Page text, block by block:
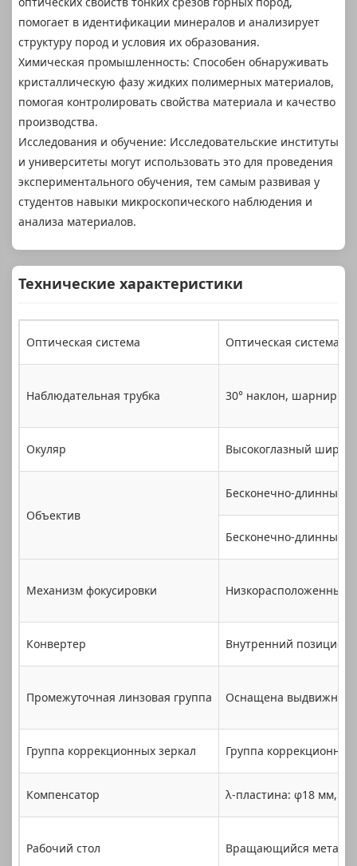
помогает в идентификации минералов и анализирует
структуру пород и условия их образования.
Химическая промышленность: Способен обнаруживать
кристаллическую фазу жидких полимерных материалов,
помогая контролировать свойства материала и качество
производства.
Исследования и обучение: Исследовательские институты
и университеты могут использовать это для проведения
экспериментального обучения, тем самым развивая у
студентов навыки микроскопического наблюдения и
анализа материалов.
Технические характеристики
Оптическая система Оптическая система
Наблюдательная трубка 30° наклон,
Окуляр Высокоглазный
Объектив
Бесконечно-длинные
Бесконечно-длинные
Механизм фокусировки Низкорасположенный
Конвертер Внутренний
Промежуточная линзовая группа Оснащена выдвижным
Группа коррекционных зеркал Группа
Компенсатор λ-пластина: φ18 мм, 1-
Рабочий стол Вращающийся